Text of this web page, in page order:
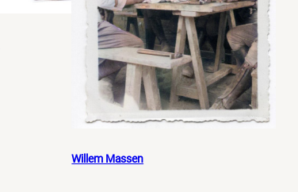
Willem Massen